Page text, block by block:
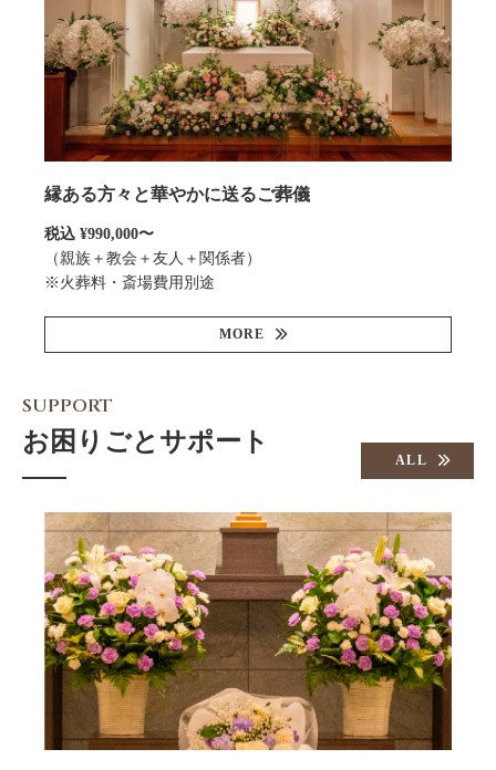
縁ある方々と華やかに送るご葬儀
税込 ¥990,000〜
（親族＋教会＋友人＋関係者）
※火葬料・斎場費用別途
MORE
SUPPORT
お困りごとサポート
ALL